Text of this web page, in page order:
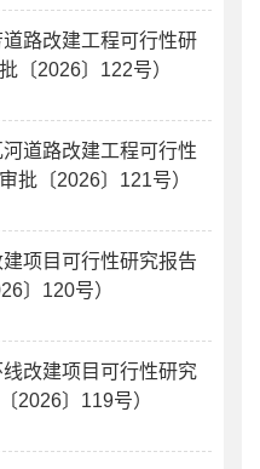
路改建工程可行性研
〔2026〕122号）
道路改建工程可行性
批〔2026〕121号）
项目可行性研究报告
〕120号）
改建项目可行性研究
2026〕119号）